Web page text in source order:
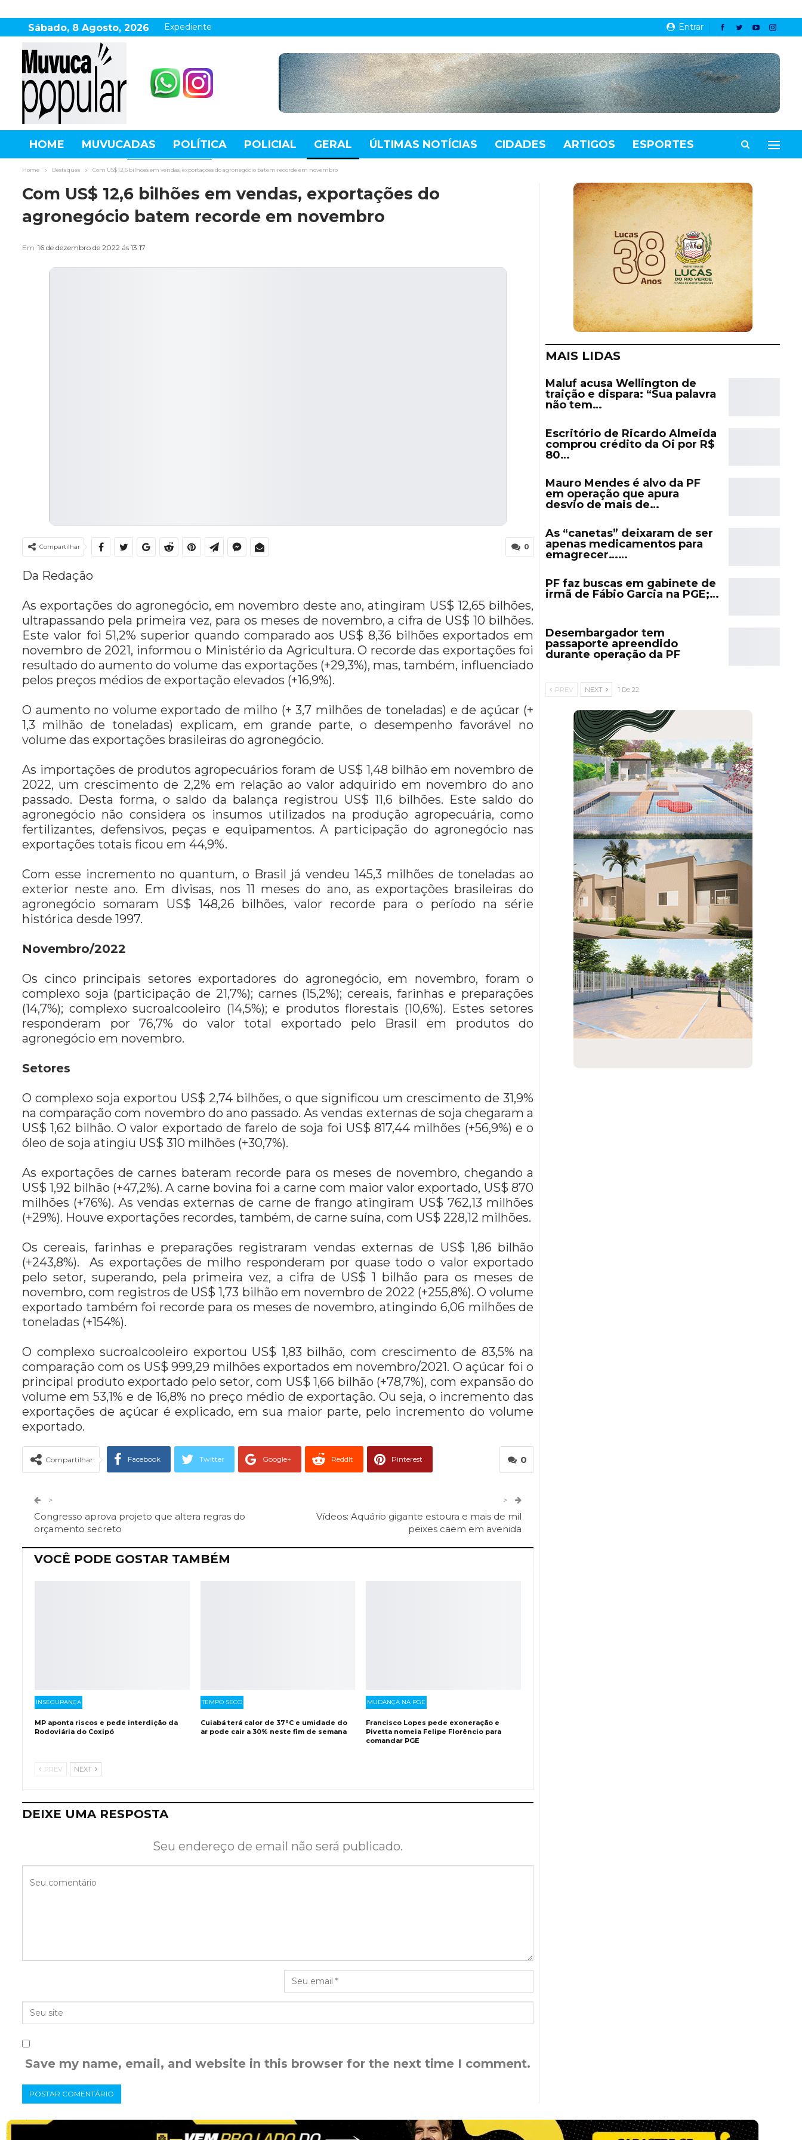
Entrar
Sábado, 8 Agosto, 2026 Expediente
HOME MUVUCADAS POLÍTICA POLICIAL GERAL ÚLTIMAS NOTÍCIAS CIDADES ARTIGOS ESPORTES
AGRONEGÓCIO DESTAQUES ESPORTE MUNDO
Home Destaques Com US$ 12,6 bilhões em vendas, exportações do agronegócio batem recorde em novembro
Com US$ 12,6 bilhões em vendas, exportações do
agronegócio batem recorde em novembro
Em 16 de dezembro de 2022 ás 13:17
0
Compartilhar
Da Redação
As exportações do agronegócio, em novembro deste ano, atingiram US$ 12,65 bilhões,
ultrapassando pela primeira vez, para os meses de novembro, a cifra de US$ 10 bilhões.
Este valor foi 51,2% superior quando comparado aos US$ 8,36 bilhões exportados em
novembro de 2021, informou o Ministério da Agricultura. O recorde das exportações foi
resultado do aumento do volume das exportações (+29,3%), mas, também, influenciado
pelos preços médios de exportação elevados (+16,9%).
O aumento no volume exportado de milho (+ 3,7 milhões de toneladas) e de açúcar (+
1,3 milhão de toneladas) explicam, em grande parte, o desempenho favorável no
volume das exportações brasileiras do agronegócio.
As importações de produtos agropecuários foram de US$ 1,48 bilhão em novembro de
2022, um crescimento de 2,2% em relação ao valor adquirido em novembro do ano
passado. Desta forma, o saldo da balança registrou US$ 11,6 bilhões. Este saldo do
agronegócio não considera os insumos utilizados na produção agropecuária, como
fertilizantes, defensivos, peças e equipamentos. A participação do agronegócio nas
exportações totais ficou em 44,9%.
Com esse incremento no quantum, o Brasil já vendeu 145,3 milhões de toneladas ao
exterior neste ano. Em divisas, nos 11 meses do ano, as exportações brasileiras do
agronegócio somaram US$ 148,26 bilhões, valor recorde para o período na série
histórica desde 1997.
Novembro/2022
Os cinco principais setores exportadores do agronegócio, em novembro, foram o
complexo soja (participação de 21,7%); carnes (15,2%); cereais, farinhas e preparações
(14,7%); complexo sucroalcooleiro (14,5%); e produtos florestais (10,6%). Estes setores
responderam por 76,7% do valor total exportado pelo Brasil em produtos do
agronegócio em novembro.
Setores
O complexo soja exportou US$ 2,74 bilhões, o que significou um crescimento de 31,9%
na comparação com novembro do ano passado. As vendas externas de soja chegaram a
US$ 1,62 bilhão. O valor exportado de farelo de soja foi US$ 817,44 milhões (+56,9%) e o
óleo de soja atingiu US$ 310 milhões (+30,7%).
As exportações de carnes bateram recorde para os meses de novembro, chegando a
US$ 1,92 bilhão (+47,2%). A carne bovina foi a carne com maior valor exportado, US$ 870
milhões (+76%). As vendas externas de carne de frango atingiram US$ 762,13 milhões
(+29%). Houve exportações recordes, também, de carne suína, com US$ 228,12 milhões.
Os cereais, farinhas e preparações registraram vendas externas de US$ 1,86 bilhão
(+243,8%). As exportações de milho responderam por quase todo o valor exportado
pelo setor, superando, pela primeira vez, a cifra de US$ 1 bilhão para os meses de
novembro, com registros de US$ 1,73 bilhão em novembro de 2022 (+255,8%). O volume
exportado também foi recorde para os meses de novembro, atingindo 6,06 milhões de
toneladas (+154%).
O complexo sucroalcooleiro exportou US$ 1,83 bilhão, com crescimento de 83,5% na
comparação com os US$ 999,29 milhões exportados em novembro/2021. O açúcar foi o
principal produto exportado pelo setor, com US$ 1,66 bilhão (+78,7%), com expansão do
volume em 53,1% e de 16,8% no preço médio de exportação. Ou seja, o incremento das
exportações de açúcar é explicado, em sua maior parte, pelo incremento do volume
exportado.
0
Compartilhar Facebook Twitter Google+ ReddIt Pinterest
>
Congresso aprova projeto que altera regras do
orçamento secreto
>
Vídeos: Aquário gigante estoura e mais de mil
peixes caem em avenida
VOCÊ PODE GOSTAR TAMBÉM
INSEGURANÇA
MP aponta riscos e pede interdição da
Rodoviária do Coxipó
TEMPO SECO
Cuiabá terá calor de 37°C e umidade do
ar pode cair a 30% neste fim de semana
MUDANÇA NA PGE
Francisco Lopes pede exoneração e
Pivetta nomeia Felipe Florêncio para
comandar PGE
PREV NEXT
DEIXE UMA RESPOSTA
Seu endereço de email não será publicado.
Save my name, email, and website in this browser for the next time I comment.
MAIS LIDAS
Maluf acusa Wellington de
traição e dispara: “Sua palavra
não tem…
Escritório de Ricardo Almeida
comprou crédito da Oi por R$
80…
Mauro Mendes é alvo da PF
em operação que apura
desvio de mais de…
As “canetas” deixaram de ser
apenas medicamentos para
emagrecer……
PF faz buscas em gabinete de
irmã de Fábio Garcia na PGE;…
Desembargador tem
passaporte apreendido
durante operação da PF
PREV NEXT 1 De 22